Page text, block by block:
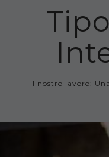
Il nostro lavoro: